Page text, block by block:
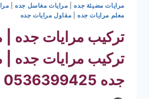
مرايات مضيئة جده| مرايات مغاسل جده|
معلم مرايات جده| مقاول مرايات جده
تركيب مرايات جده |
تركيب مرايات جده |
جده 0536399425